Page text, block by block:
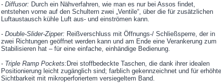
- Diffusor: Durch ein Nähverfahren, wie man es nur bei Assos findet,
entstehen vorne auf den Schultern zwei „Ventile“, über die für zusätzlichen
Luftaustausch kühle Luft aus- und einströmen kann.
- Double-Slider-Zipper: Reißverschluss mit Öffnungs-/ Schließsperre, der in
zwei Richtungen geöffnet werden kann und am Ende eine Verankerung zum
Stabilisieren hat – für eine einfache, einhändige Bedienung.
- Triple Ramp Pockets: Drei stoffbedeckte Taschen, die dank ihrer idealen
Positionierung leicht zugänglich sind; farblich gekennzeichnet und für erhöhte
Sichtbarkeit mit mikroperforiertem versiegeltem Band.